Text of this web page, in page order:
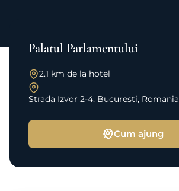
Palatul Parlamentului
2.1 km de la hotel
Strada Izvor 2-4, Bucuresti, Romania
Cum ajung